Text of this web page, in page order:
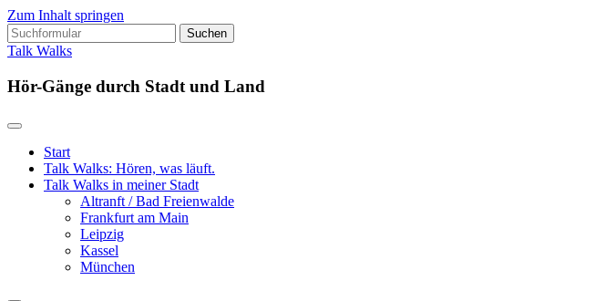
Zum Inhalt springen
Suchen
nach:
Talk Walks
Hör-Gänge durch Stadt und Land
Start
Talk Walks: Hören, was läuft.
Talk Walks in meiner Stadt
Altranft / Bad Freienwalde
Frankfurt am Main
Leipzig
Kassel
München